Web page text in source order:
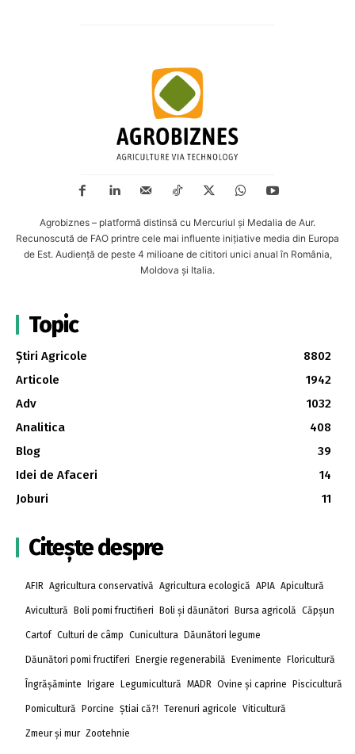
Agrobiznes – platformă distinsă cu Mercuriul și Medalia de Aur.
Recunoscută de FAO printre cele mai influente inițiative media din Europa
de Est. Audiență de peste 4 milioane de cititori unici anual în România,
Moldova și Italia.
Topic
Știri Agricole
8802
Articole
1942
Adv
1032
Analitica
408
Blog
39
Idei de Afaceri
14
Joburi
11
Citește despre
AFIR Agricultura conservativă Agricultura ecologică APIA Apicultură
Avicultură Boli pomi fructifieri Boli și dăunători Bursa agricolă Căpșun
Cartof Culturi de câmp Cunicultura Dăunători legume
Dăunători pomi fructiferi Energie regenerabilă Evenimente Floricultură
Îngrășăminte Irigare Legumicultură MADR Ovine și caprine Piscicultură
Pomicultură Porcine Știai că?! Terenuri agricole Viticultură
Zmeur și mur Zootehnie